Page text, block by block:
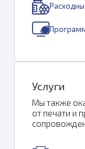
Услуги
Мы также
от печати и